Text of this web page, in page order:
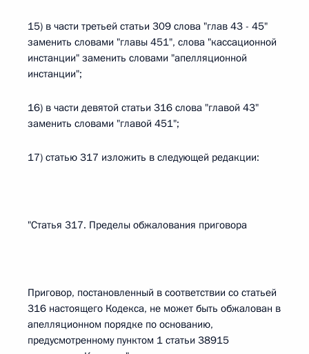
15) в части третьей статьи 309 слова "глав 43 - 45"
заменить словами "главы 451", слова "кассационной
инстанции" заменить словами "апелляционной
инстанции";
16) в части девятой статьи 316 слова "главой 43"
заменить словами "главой 451";
17) статью 317 изложить в следующей редакции:
"Статья 317. Пределы обжалования приговора
Приговор, постановленный в соответствии со статьей
316 настоящего Кодекса, не может быть обжалован в
апелляционном порядке по основанию,
предусмотренному пунктом 1 статьи 38915